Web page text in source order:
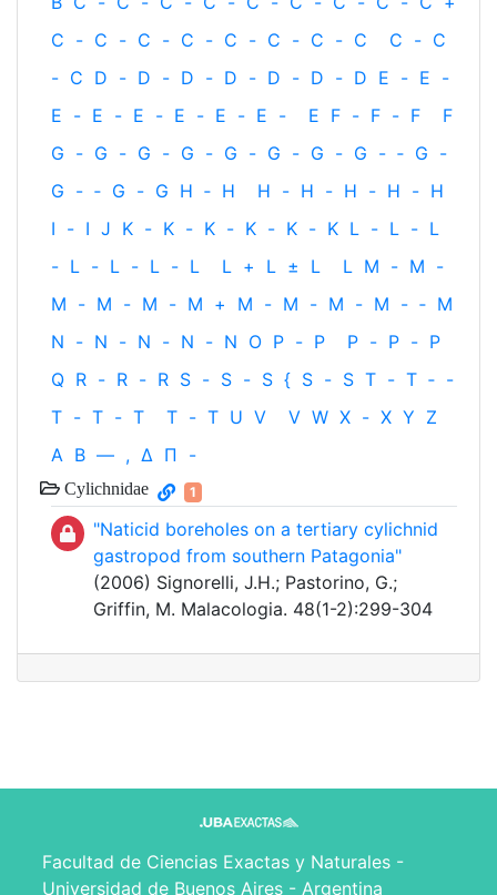
C - C - C - C - C - C - C - C C - C
- C D - D - D - D - D - D - D E - E -
E - E - E - E - E - E - E F - F - F
F
G - G - G - G - G - G - G - G - ‐ G -
G - ‐ G - G H ‐ H H - H - H - H - H
I - I J K - K - K - K - K - K L - L - L
- L - L - L - L L + L ± L L M - M -
M - M - M - M + M - M - M - M - ‐ M
N - N - N - N - N O P - P P - P - P
Q R - R - R S - S - S { S - S T - T ‐ -
T - T - T T - T U V V W X - X Y Z
Α Β — , Δ Π -
Cylichnidae 1
"Naticid boreholes on a tertiary cylichnid
gastropod from southern Patagonia"
(2006) Signorelli, J.H.; Pastorino, G.;
Griffin, M. Malacologia. 48(1-2):299-304
Facultad de Ciencias Exactas y Naturales -
Universidad de Buenos Aires - Argentina